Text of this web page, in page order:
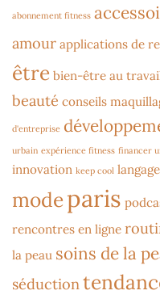
abonnement fitness
amour applications de
être bien-être au
beauté conseils
d'entreprise
urbain expérience fitness financer
innovation keep cool
modeparis
rencontres en ligne
la peau soins de la
séduction